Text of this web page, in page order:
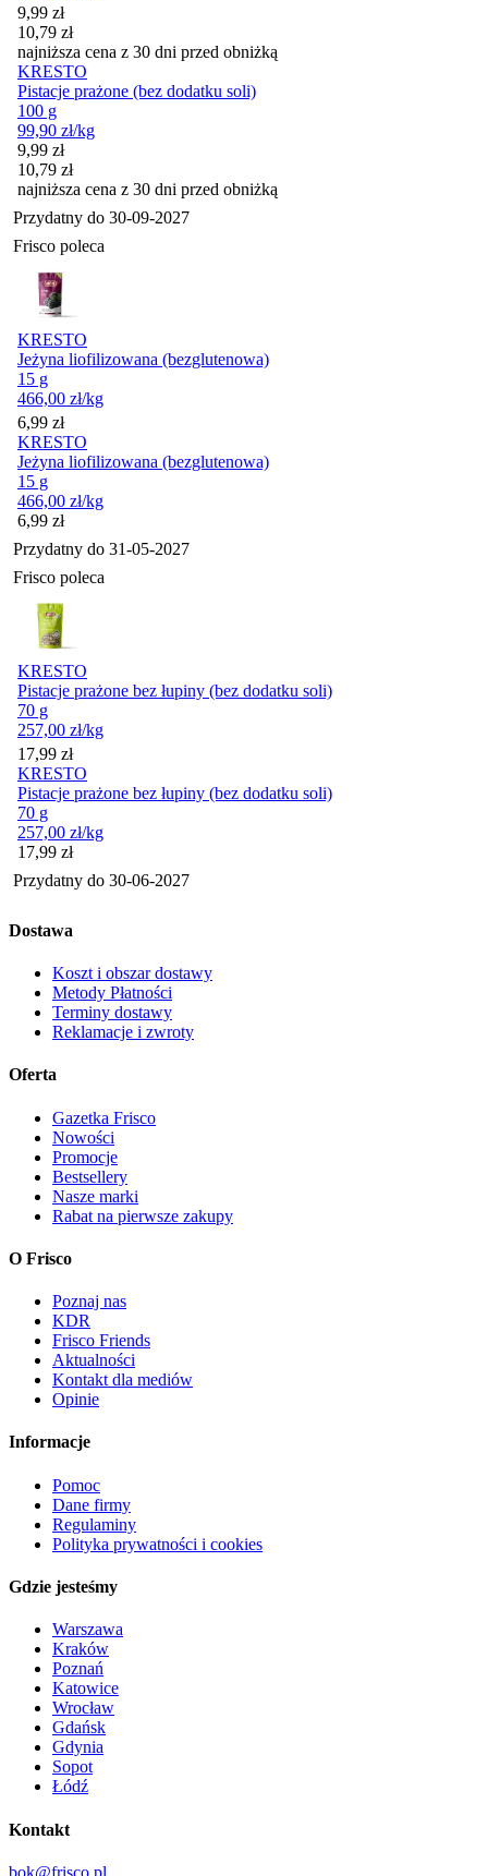
Cena promocyjna
9,99 zł
10,79 zł
najniższa cena z 30 dni przed obniżką
KRESTO
Pistacje prażone (bez dodatku soli)
100 g
99,90 zł/kg
Cena promocyjna
9,99 zł
10,79 zł
najniższa cena z 30 dni przed obniżką
Przydatny do 30-09-2027
Frisco poleca
KRESTO
Jeżyna liofilizowana (bezglutenowa)
15 g
466,00 zł/kg
Cena
6,99 zł
KRESTO
Jeżyna liofilizowana (bezglutenowa)
15 g
466,00 zł/kg
Cena
6,99 zł
Przydatny do 31-05-2027
Frisco poleca
KRESTO
Pistacje prażone bez łupiny (bez dodatku soli)
70 g
257,00 zł/kg
Cena
17,99 zł
KRESTO
Pistacje prażone bez łupiny (bez dodatku soli)
70 g
257,00 zł/kg
Cena
17,99 zł
Przydatny do 30-06-2027
Dostawa
Koszt i obszar dostawy
Metody Płatności
Terminy dostawy
Reklamacje i zwroty
Oferta
Gazetka Frisco
Nowości
Promocje
Bestsellery
Nasze marki
Rabat na pierwsze zakupy
O Frisco
Poznaj nas
KDR
Frisco Friends
Aktualności
Kontakt dla mediów
Opinie
Informacje
Pomoc
Dane firmy
Regulaminy
Polityka prywatności i cookies
Gdzie jesteśmy
Warszawa
Kraków
Poznań
Katowice
Wrocław
Gdańsk
Gdynia
Sopot
Łódź
Kontakt
bok@frisco.pl